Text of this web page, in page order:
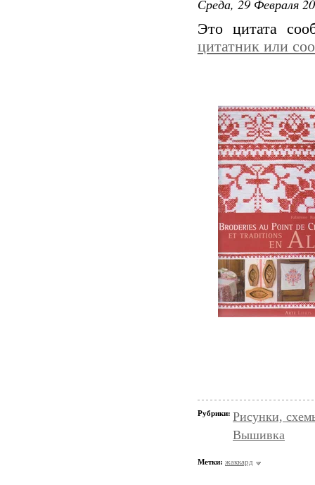
Среда, 29 Февраля
Это цитата
цитатник или
Рубрики: Рисунки,
Вышивка
Метки: жаккард